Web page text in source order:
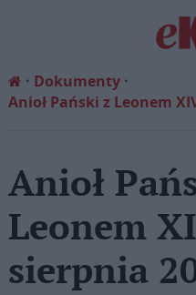
Dokumenty
Anioł Pański z Leonem
Anioł
Leonem
sierpnia